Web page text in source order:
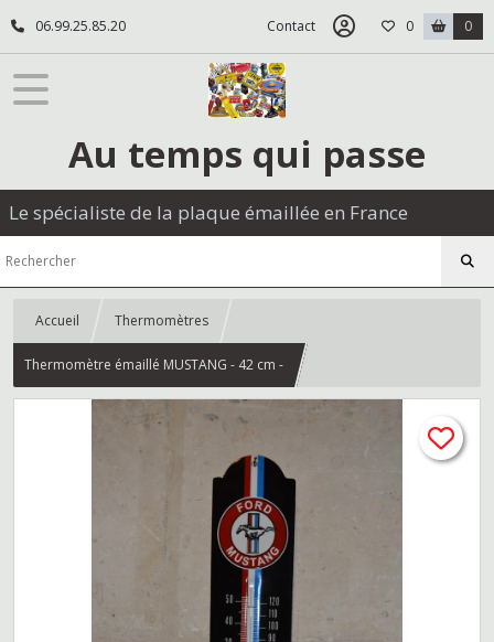
06.99.25.85.20 Contact 0 0
Au temps qui passe
Le spécialiste de la plaque émaillée en France
Accueil Thermomètres
Thermomètre émaillé MUSTANG - 42 cm -